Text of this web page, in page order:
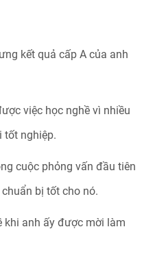
kết quả cấp A của anh
việc học nghề vì nhiều
tốt nghiệp.
cuộc phỏng vấn đầu tiên
bị tốt cho nó.
khi anh ấy được mời làm